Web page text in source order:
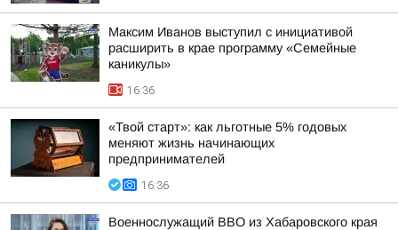
Максим Иванов выступил с инициативой
расширить в крае программу «Семейные
каникулы»
16:36
«Твой старт»: как льготные 5% годовых
меняют жизнь начинающих
предпринимателей
16:36
Военнослужащий ВВО из Хабаровского края